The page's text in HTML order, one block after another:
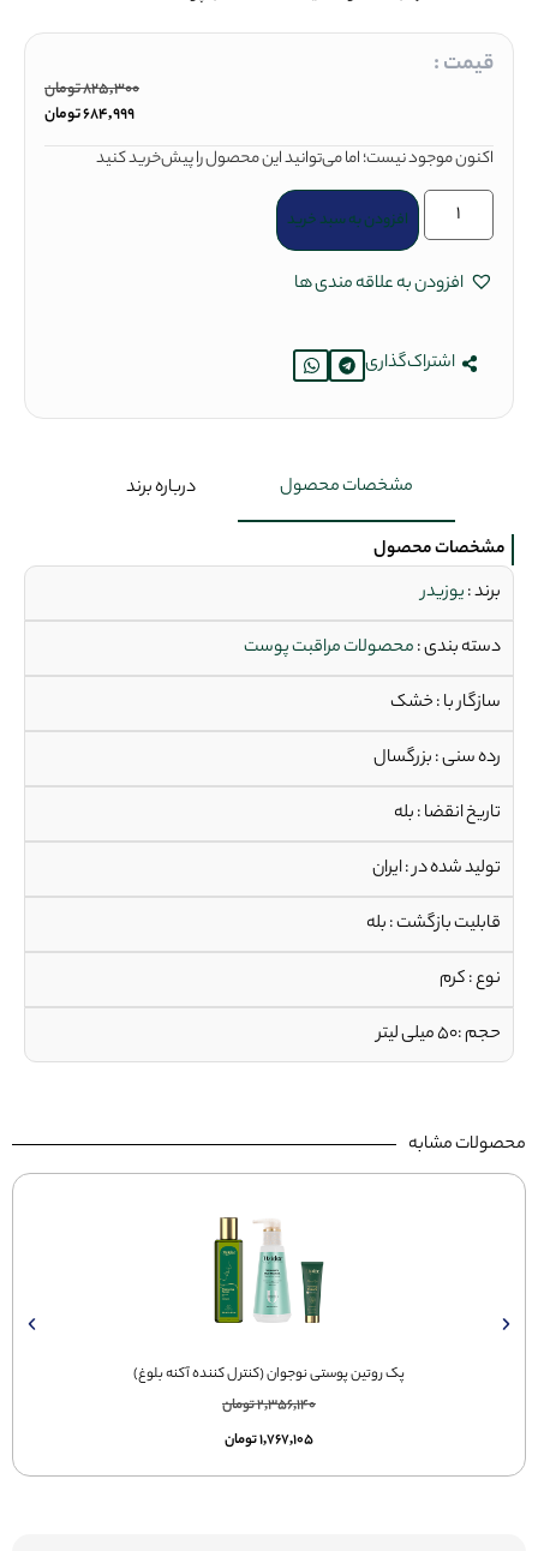
قیمت :
825,300تومان
684,999تومان
اکنون موجود نیست؛ اما می‌توانید این محصول را پیش‌خرید کنید
افزودن به سبد خرید
افزودن به علاقه مندی ها
اشتراک‌گذاری
مشخصات محصول درباره برند
مشخصات محصول
حجم :50 میلی لیتر
نوع : کرم
قابلیت بازگشت : بله
تولید شده در : ایران
تاریخ انقضا : بله
رده سنی : بزرگسال
سازگار با : خشک
دسته بندی :محصولات مراقبت پوست
برند :یوزیدر
پک روتین پوستی نوجوان (کنترل کننده آکنه بلوغ)
2,356,140تومان
1,767,105تومان
محصولات مشابه